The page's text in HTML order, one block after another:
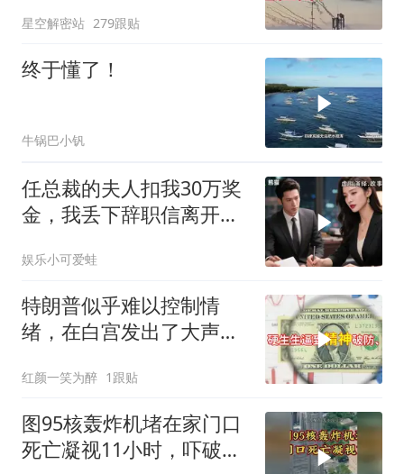
家”？
星空解密站 279跟贴
终于懂了！
牛锅巴小钒
任总裁的夫人扣我30万奖
金，我丢下辞职信离开，
你签约
娱乐小可爱蛙
特朗普似乎难以控制情
绪，在白宫发出了大声咒
红颜一笑为醉 1跟贴
图95核轰炸机堵在家门口
死亡凝视11小时，吓破胆